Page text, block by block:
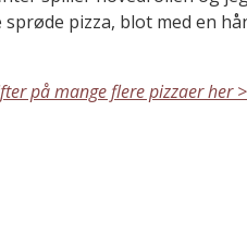
sprøde pizza, blot med en
på mange flere pizzaer her